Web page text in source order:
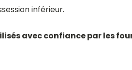
inférieur.
avec confiance par les